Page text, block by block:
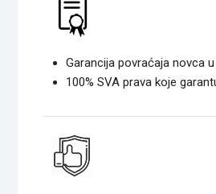
Garancija povraćaja novca
100% SVA prava koje